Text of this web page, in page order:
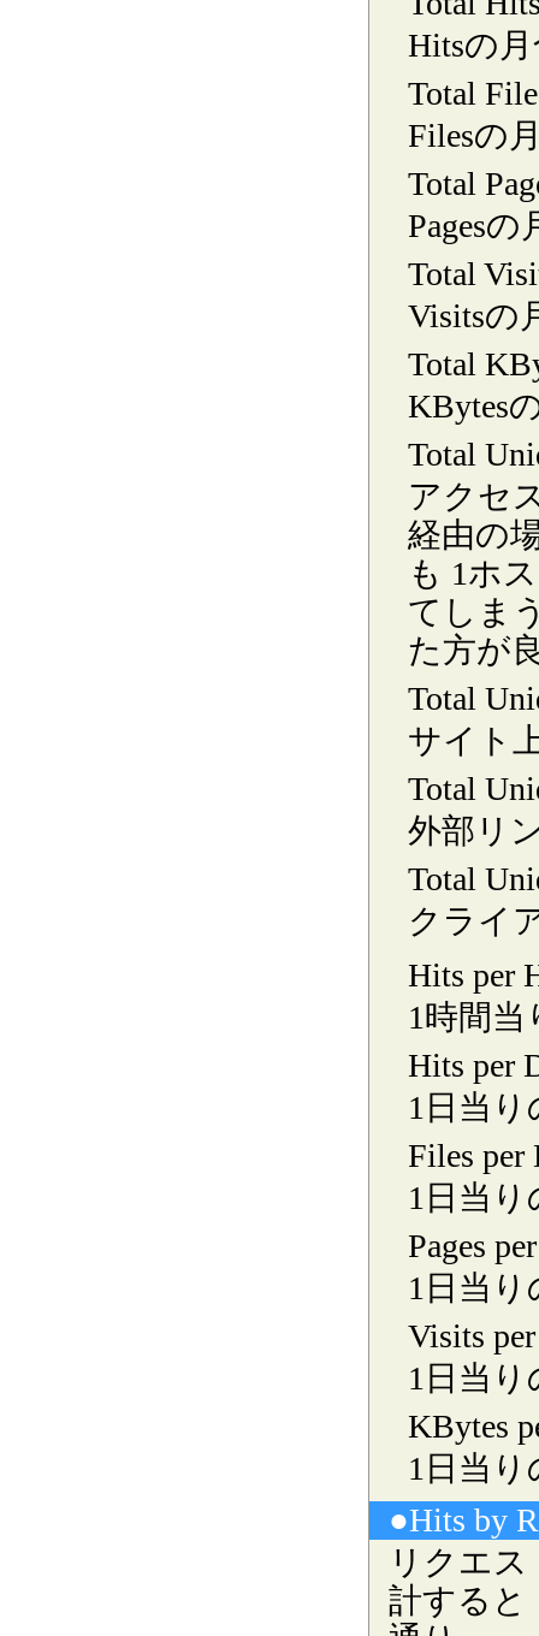
Hitsの
Total
Filesの
Total
Pagesの
Total
Visitsの
Total
KBytes
Total
アクセ
経由の
も 1ホ
てしま
た方が
Total
サイト
Total
外部リ
Total
クライ
Hits per
1時間当
Hits per
1日当り
Files per
1日当り
Pages
1日当り
Visits
1日当り
KBytes
1日当り
●Hits by
リクエ
計すると